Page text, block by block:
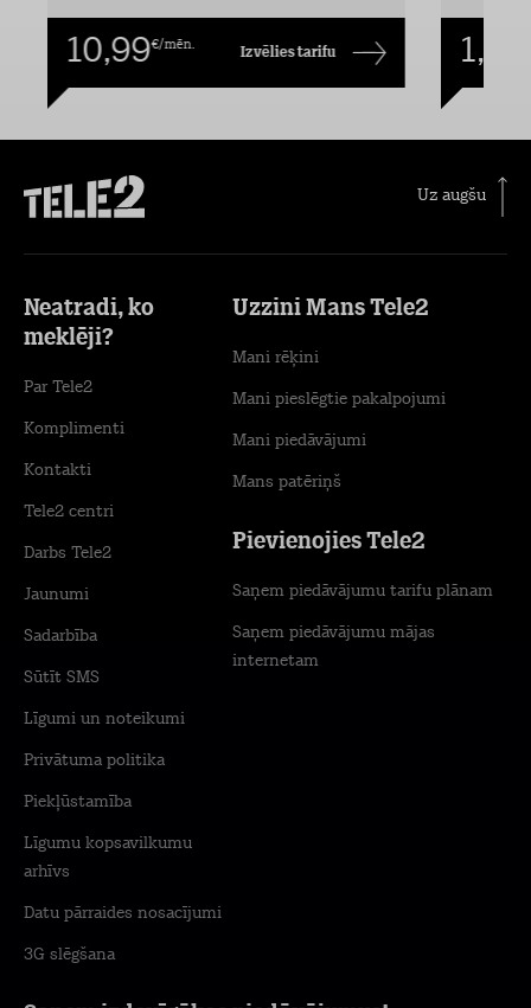
10,99€/mēn. Izvēlies tarifu 1,00
Uz augšu
Neatradi, ko
meklēji?
Par Tele2
Komplimenti
Kontakti
Tele2 centri
Darbs Tele2
Jaunumi
Sadarbība
Sūtīt SMS
Līgumi un noteikumi
Privātuma politika
Piekļūstamība
Līgumu kopsavilkumu
arhīvs
Datu pārraides nosacījumi
3G slēgšana
Uzzini Mans Tele2
Mani rēķini
Mani pieslēgtie pakalpojumi
Mani piedāvājumi
Mans patēriņš
Pievienojies Tele2
Saņem piedāvājumu tarifu plānam
Saņem piedāvājumu mājas
internetam